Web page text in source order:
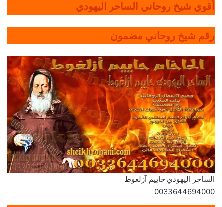
أقوي شيخ روحاني الساحر اليهودي
رقم شيخ روحاني مضمون
الساحر اليهودي حاييم آزلغوط
0033644694000